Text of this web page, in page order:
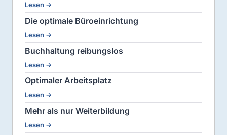
Lesen →
Die optimale Büroeinrichtung
Lesen →
Buchhaltung reibungslos
Lesen →
Optimaler Arbeitsplatz
Lesen →
Mehr als nur Weiterbildung
Lesen →